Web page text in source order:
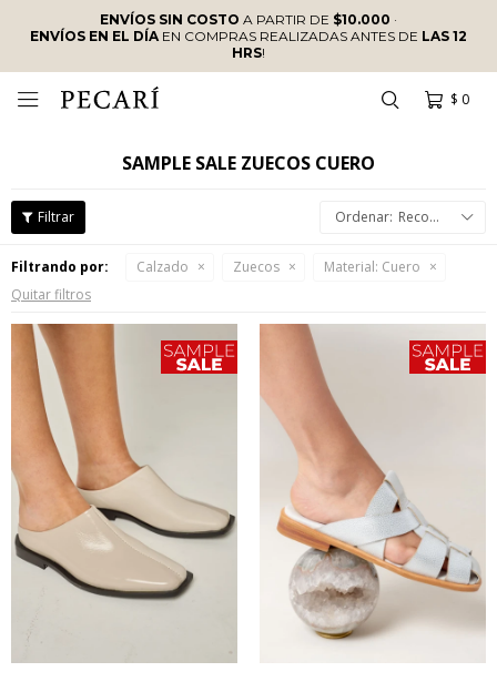
ENVÍOS SIN COSTO A PARTIR DE $10.000 ·
ENVÍOS EN EL DÍAEN COMPRAS REALIZADAS ANTES DE LAS 12
HRS!
$ 0

SAMPLE SALE ZUECOS CUERO
Recomendados
Filtrando por: Calzado Zuecos Material: Cuero
Quitar filtros